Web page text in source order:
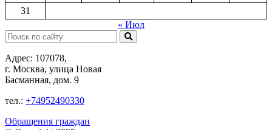
31
« Июл
Поиск:
Адрес: 107078,
г. Москва, улица Новая
Басманная, дом. 9
тел.: +74952490330
Обращения граждан